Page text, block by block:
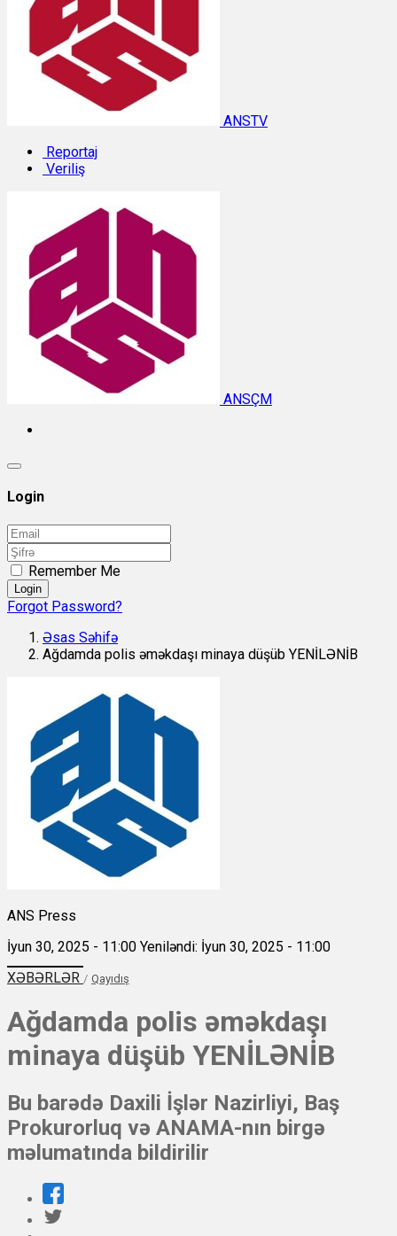
ANSTV
Reportaj
Veriliş
ANSÇM
Login
Remember Me
Login
Forgot Password?
Əsas Səhifə
Ağdamda polis əməkdaşı minaya düşüb YENİLƏNİB
ANS Press
İyun 30, 2025 - 11:00 Yeniləndi: İyun 30, 2025 - 11:00
XƏBƏRLƏR / Qayıdış
Ağdamda polis əməkdaşı
minaya düşüb YENİLƏNİB
Bu barədə Daxili İşlər Nazirliyi, Baş
Prokurorluq və ANAMA-nın birgə
məlumatında bildirilir